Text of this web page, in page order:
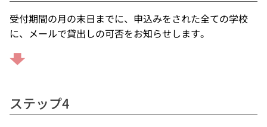
受付期間の月の末日までに、申込みをされた全ての学校
に、メールで貸出しの可否をお知らせします。
ステップ4